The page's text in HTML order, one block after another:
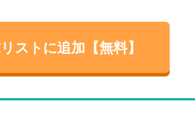
ストに追加【無料】